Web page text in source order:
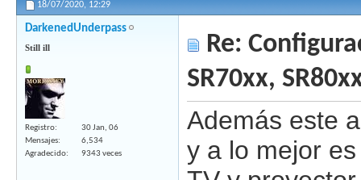
18/07/2020, 12:29
DarkenedUnderpass
Still ill
Registro
30 Jan, 06
Mensajes
6,534
Agradecido
9343 veces
Re:
SR70xx,
Además este
y a lo mejor